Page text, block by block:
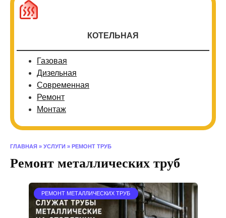
КОТЕЛЬНАЯ
Газовая
Дизельная
Современная
Ремонт
Монтаж
ГЛАВНАЯ » УСЛУГИ » РЕМОНТ ТРУБ
Ремонт металлических труб
РЕМОНТ МЕТАЛЛИЧЕСКИХ ТРУБ